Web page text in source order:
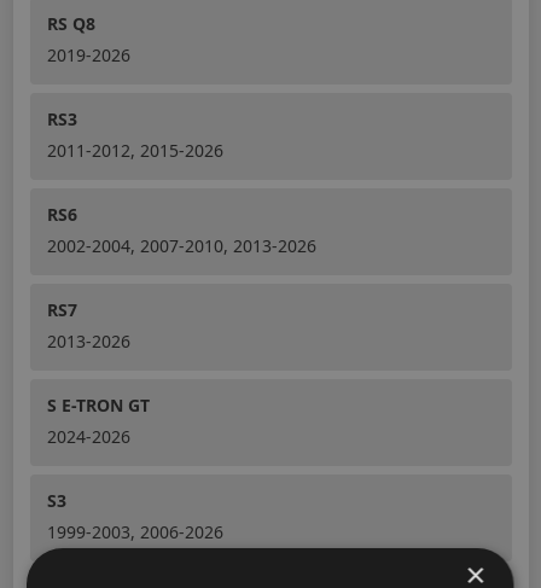
RS Q8
2019-2026
RS3
2011-2012, 2015-2026
RS6
2002-2004, 2007-2010, 2013-2026
RS7
2013-2026
S E-TRON GT
2024-2026
S3
1999-2003, 2006-2026
×